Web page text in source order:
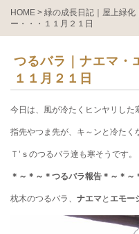
HOME > 緑の成長日記｜屋上緑化｜
ー・・・１１月２１日
つるバラ｜ナエマ・
１１月２１日
今日は、風が冷たくヒンヤリした
指先やつま先が、キ～ンと冷たく
Ｔ’ｓのつるバラ達も寒そうです。
＊～＊～＊つるバラ報告＊～＊～
枕木のつるバラ、 ナエマと エモー